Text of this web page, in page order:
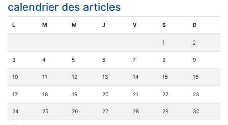
calendrier des articles
L M M J V S D
1 2
3 4 5 6 7 8 9
10 11 12 13 14 15 16
17 18 19 20 21 22 23
24 25 26 27 28 29 30